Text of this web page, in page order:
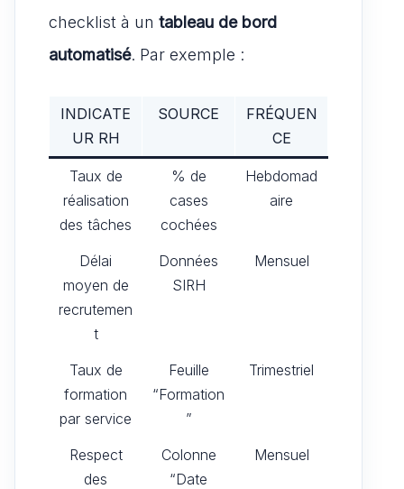
checklist à un tableau de bord
automatisé. Par exemple :
INDICATE
UR RH
SOURCE
FRÉQUEN
CE
Taux de
réalisation
des tâches
% de
cases
cochées
Hebdomad
aire
Délai
moyen de
recrutemen
t
Données
SIRH
Mensuel
Taux de
formation
par service
Feuille
“Formation
”
Trimestriel
Respect
des
Colonne
“Date
Mensuel